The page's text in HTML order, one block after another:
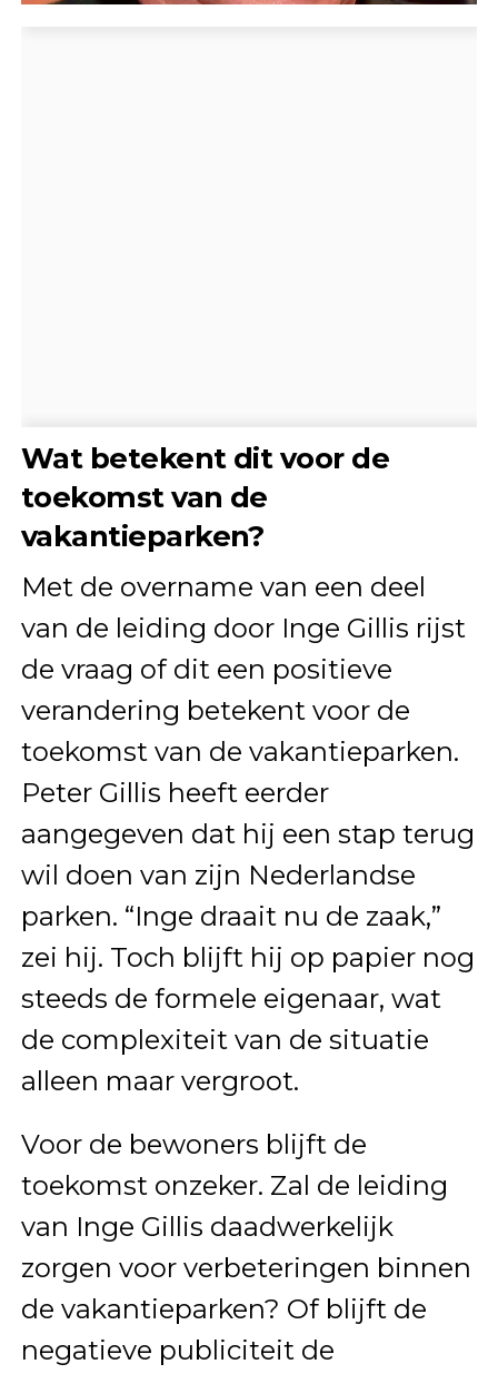
Wat betekent dit voor de
toekomst van de
vakantieparken?
Met de overname van een deel
van de leiding door Inge Gillis rijst
de vraag of dit een positieve
verandering betekent voor de
toekomst van de vakantieparken.
Peter Gillis heeft eerder
aangegeven dat hij een stap terug
wil doen van zijn Nederlandse
parken. “Inge draait nu de zaak,”
zei hij. Toch blijft hij op papier nog
steeds de formele eigenaar, wat
de complexiteit van de situatie
alleen maar vergroot.
Voor de bewoners blijft de
toekomst onzeker. Zal de leiding
van Inge Gillis daadwerkelijk
zorgen voor verbeteringen binnen
de vakantieparken? Of blijft de
negatieve publiciteit de